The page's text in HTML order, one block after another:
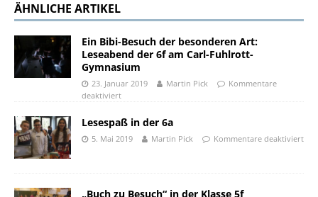
ÄHNLICHE ARTIKEL
Ein Bibi-Besuch der besonderen Art:
Leseabend der 6f am Carl-Fuhlrott-
Gymnasium
23. Januar 2019 Martin Pick
Kommentare
deaktiviert
Lesespaß in der 6a
5. Mai 2019 Martin Pick Kommentare deaktiviert
„Buch zu Besuch“ in der Klasse 5f